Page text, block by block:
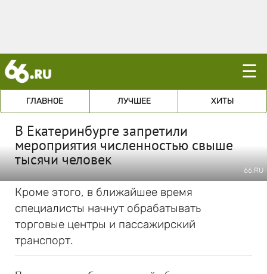
☰
ГЛАВНОЕ ЛУЧШЕЕ ХИТЫ
В Екатеринбурге запретили
мероприятия численностью свыше
тысячи человек
66.RU
Кроме этого, в ближайшее время
специалисты начнут обрабатывать
торговые центры и пассажирский
транспорт.